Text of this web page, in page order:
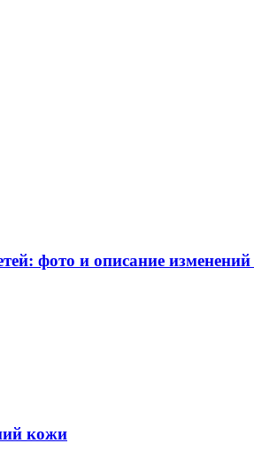
фото и описание
кожи